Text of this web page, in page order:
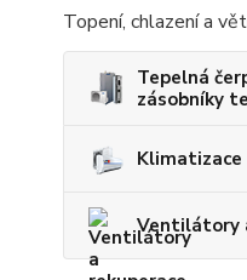
Topení, chlazení a
Tepelná
zásobníky
Klimatizace
Ventilátory